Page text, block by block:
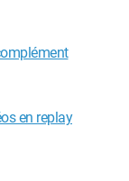
en replay